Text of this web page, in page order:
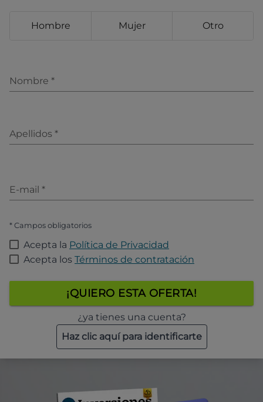
Hombre Mujer Otro
Nombre *
Apellidos *
E-mail *
* Campos obligatorios
Acepta la Política de Privacidad
Acepta los Términos de contratación
¡QUIERO ESTA OFERTA!
¿ya tienes una cuenta?
Haz clic aquí para identificarte